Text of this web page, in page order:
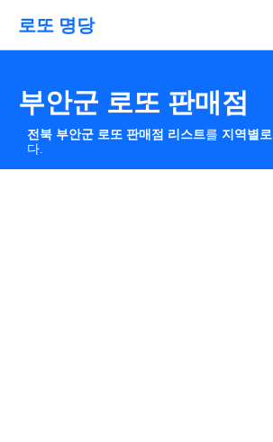
로또 명당
부안군 로또 판매점
전북 부안군 로또 판매점 리스트를 지역별로
다.